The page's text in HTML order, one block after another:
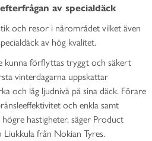
av specialdäck
och resor i närområdet vilket även
av hög kvalitet.
kunna förflyttas tryggt och säkert
vinterdagarna uppskattar
och låg ljudnivå på sina däck. Förare
och enkla samt
hastigheter, säger Product
från Nokian Tyres.